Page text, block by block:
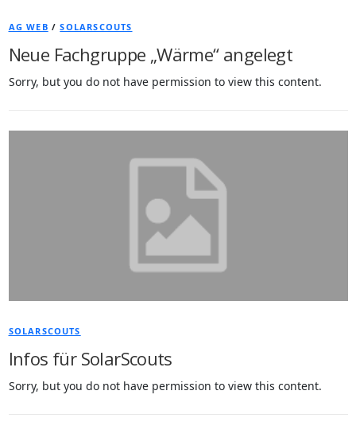
AG WEB /SOLARSCOUTS
Neue Fachgruppe „Wärme“ angelegt
Sorry, but you do not have permission to view this content.
SOLARSCOUTS
Infos für SolarScouts
Sorry, but you do not have permission to view this content.